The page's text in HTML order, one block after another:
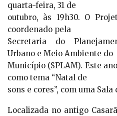
quarta-feira, 31 de
outubro, às 19h30. O
coordenado pela
Secretaria do
Urbano e Meio Ambiente do
Município (SPLAM). Este
como tema “Natal de
sons e cores”, com uma Sala
Localizada no antigo